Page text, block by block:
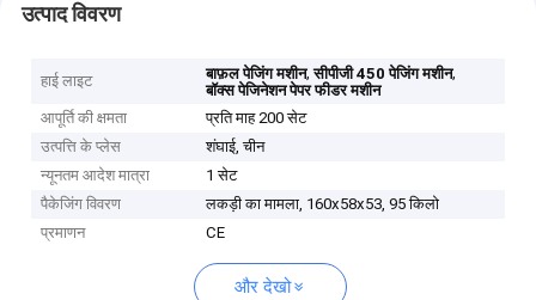
उत्पाद विवरण
हाई लाइट बाफ़ल पेजिंग मशीन,सीपीजी 450 पेजिंग मशीन,
बॉक्स पेजिनेशन पेपर फीडर मशीन
आपूर्ति की क्षमता
प्रति माह 200 सेट
उत्पत्ति के प्लेस
शंघाई, चीन
न्यूनतम आदेश मात्रा
1 सेट
पैकेजिंग विवरण
लकड़ी का मामला, 160x58x53, 95 किलो
प्रमाणन
CE
और देखो